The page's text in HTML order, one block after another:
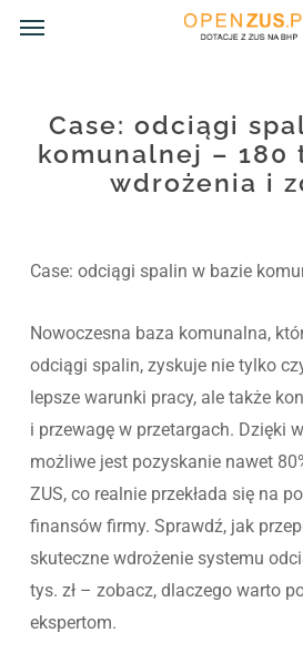
Skip
contentCase: odciągi
komunalnej – 180
wdrożenia i
Case: odciągi spalin w bazie
Nowoczesna baza komunalna,
odciągi spalin, zyskuje nie tylko
lepsze warunki pracy, ale także
i przewagę w przetargach. Dzięki
możliwe jest pozyskanie nawet
ZUS, co realnie przekłada się na
finansów firmy. Sprawdź, jak
skuteczne wdrożenie systemu
tys. zł – zobacz, dlaczego warto
ekspertom.